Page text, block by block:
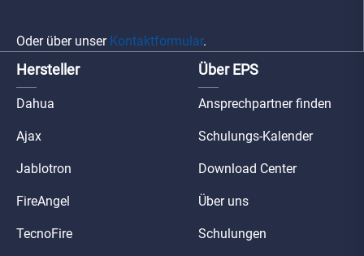
Oder über unser Kontaktformular.
Hersteller
Dahua
Ajax
Jablotron
FireAngel
TecnoFire
Über EPS
Ansprechpartner finden
Schulungs-Kalender
Download Center
Über uns
Schulungen